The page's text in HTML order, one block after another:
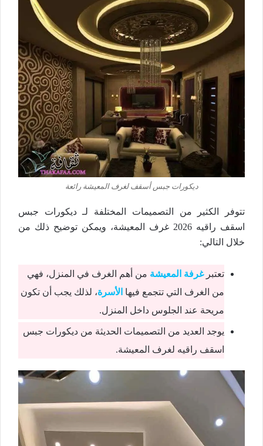
ديكورات جبس أسقف لغرف المعيشة رائعة
تتوفر الكثير من التصميمات المختلفة لـ ديكورات جبس
اسقف راقيه 2026 غرف المعيشة، ويمكن توضيح ذلك من
خلال التالي:
تعتبرغرفة المعيشة من أهم الغرف في المنزل، فهي
من الغرف التي تتجمع فيها الأسرة، لذلك يجب أن تكون
مريحة عند الجلوس داخل المنزل.
يوجد العديد من التصميمات الحديثة من ديكورات جبس
اسقف راقيه لغرف المعيشة.